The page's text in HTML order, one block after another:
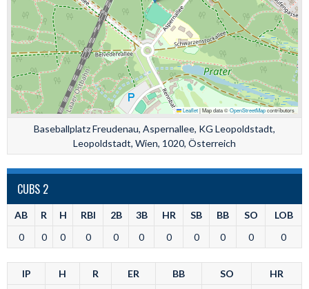
Leaflet|Map data ©OpenStreetMapcontributors
Baseballplatz Freudenau, Aspernallee, KG Leopoldstadt,
Leopoldstadt, Wien, 1020, Österreich
CUBS 2
AB R H RBI 2B 3B HR SB BB SO
LOB
0
0 0 0 0 0 0 0 0 0 0
IP H R ER BB SO
HR